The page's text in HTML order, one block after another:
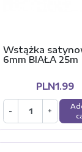
Wstążka
6mm BIAŁA 25m
PLN1.99
- +